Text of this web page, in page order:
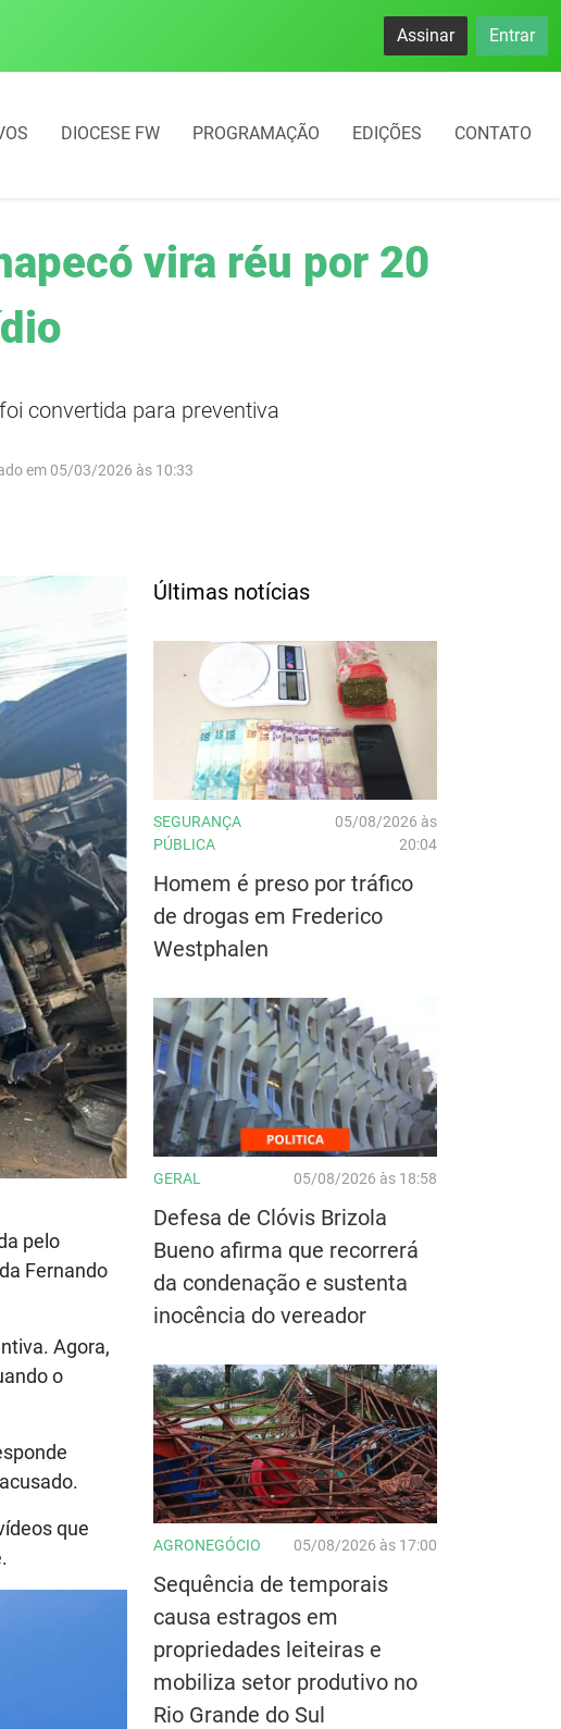
Assinar Entrar
DIOCESE FW PROGRAMAÇÃO EDIÇÕES CONTATO
vira réu por 20
convertida para preventiva
em 05/03/2026 às 10:33
pelo
Fernando
Agora,
o
que
Últimas notícias
SEGURANÇA
PÚBLICA
05/08/2026 às
20:04
Homem é preso por tráfico
de drogas em Frederico
Westphalen
GERAL 05/08/2026 às 18:58
Defesa de Clóvis Brizola
Bueno afirma que recorrerá
da condenação e sustenta
inocência do vereador
AGRONEGÓCIO 05/08/2026 às 17:00
Sequência de temporais
causa estragos em
propriedades leiteiras e
mobiliza setor produtivo no
Rio Grande do Sul